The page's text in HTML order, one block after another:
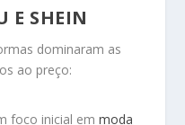
E SHEIN
dominaram as
ao preço:
foco inicial emmoda